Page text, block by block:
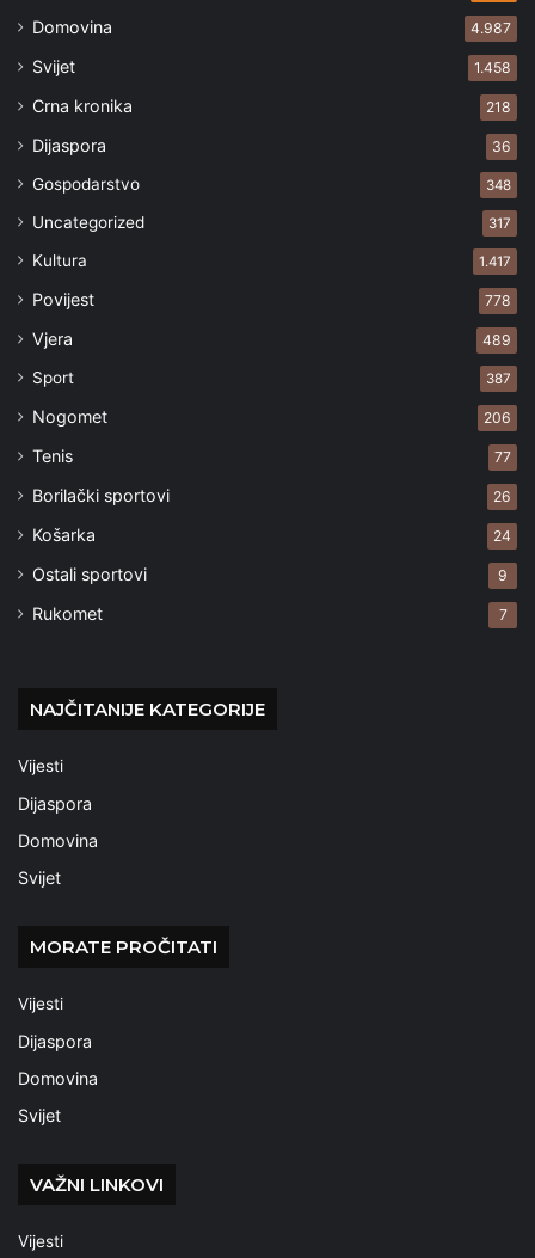
Domovina 4.987
Svijet 1.458
Crna kronika 218
Dijaspora 36
Gospodarstvo 348
Uncategorized 317
Kultura 1.417
Povijest 778
Vjera 489
Sport 387
Nogomet 206
Tenis 77
Borilački sportovi 26
Košarka 24
Ostali sportovi 9
Rukomet 7
NAJČITANIJE KATEGORIJE
Vijesti
Dijaspora
Domovina
Svijet
MORATE PROČITATI
Vijesti
Dijaspora
Domovina
Svijet
VAŽNI LINKOVI
Vijesti